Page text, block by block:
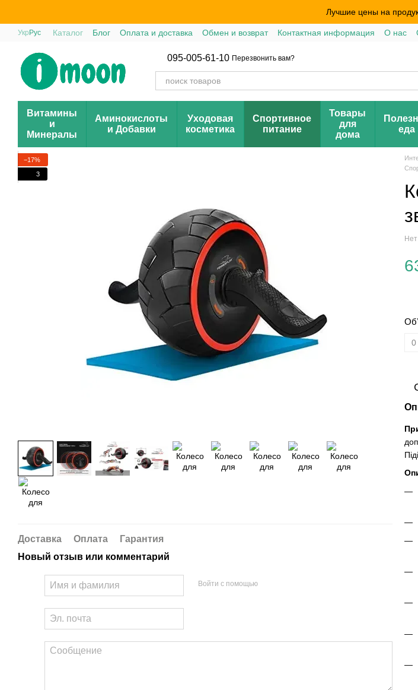
Лучшие цены на
Укр Рус Каталог Блог Оплата и доставка Обмен и возврат Контактная информация О нас
095-005-61-10 Перезвонить вам?
Витамины
и
Минералы
Аминокислоты
и Добавки
Уходовая
косметика
Спортивное
питание
Товары
для
дома
еда
−17%
3
Доставка Оплата
Гарантия
Новый отзыв или комментарий
Войти с помощью
0